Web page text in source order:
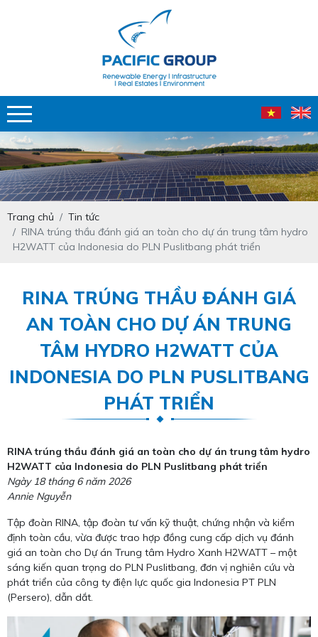
Trang chủ
Tin tức
RINA trúng thầu đánh giá an toàn cho dự án trung tâm hydro
H2WATT của Indonesia do PLN Puslitbang phát triển
RINA TRÚNG THẦU ĐÁNH GIÁ
AN TOÀN CHO DỰ ÁN TRUNG
TÂM HYDRO H2WATT CỦA
INDONESIA DO PLN PUSLITBANG
PHÁT TRIỂN
RINA trúng thầu đánh giá an toàn cho dự án trung tâm hydro
H2WATT của Indonesia do PLN Puslitbang phát triển
Ngày 18 tháng 6 năm 2026
Annie Nguyễn
Tập đoàn RINA, tập đoàn tư vấn kỹ thuật, chứng nhận và kiểm
định toàn cầu, vừa được trao hợp đồng cung cấp dịch vụ đánh
giá an toàn cho Dự án Trung tâm Hydro Xanh H2WATT – một
sáng kiến quan trọng do PLN Puslitbang, đơn vị nghiên cứu và
phát triển của công ty điện lực quốc gia Indonesia PT PLN
(Persero), dẫn dắt.